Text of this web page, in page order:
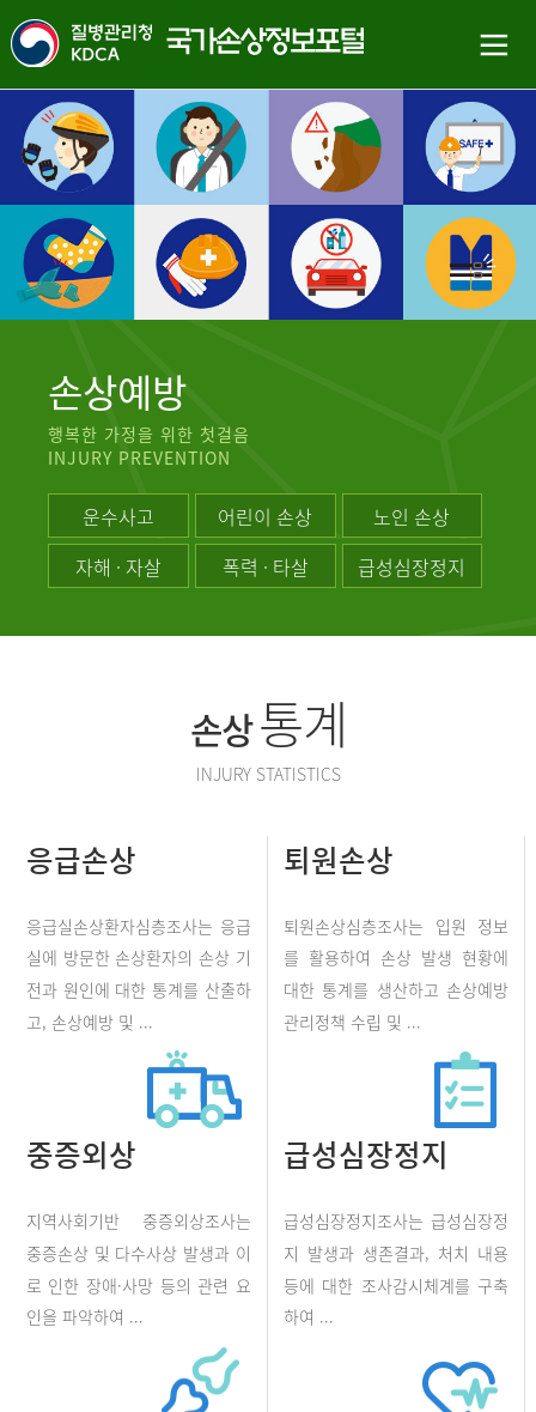
손상예방
행복한 가정을 위한 첫걸음
INJURY PREVENTION
운수사고 어린이 손상
노인 손상
자해 · 자살
폭력 · 타살 급성심장정지
손상통계
INJURY STATISTICS
응급손상
응급실손상환자심층조사는 응급
실에 방문한 손상환자의 손상 기
전과 원인에 대한 통계를 산출하
고, 손상예방 및 ...
퇴원손상
퇴원손상심층조사는 입원 정보
를 활용하여 손상 발생 현황에
대한 통계를 생산하고 손상예방
관리정책 수립 및 ...
중증외상
지역사회기반 중증외상조사는
중증손상 및 다수사상 발생과 이
로 인한 장애·사망 등의 관련 요
인을 파악하여 ...
급성심장정지
급성심장정지조사는 급성심장정
지 발생과 생존결과, 처치 내용
등에 대한 조사감시체계를 구축
하여 ...